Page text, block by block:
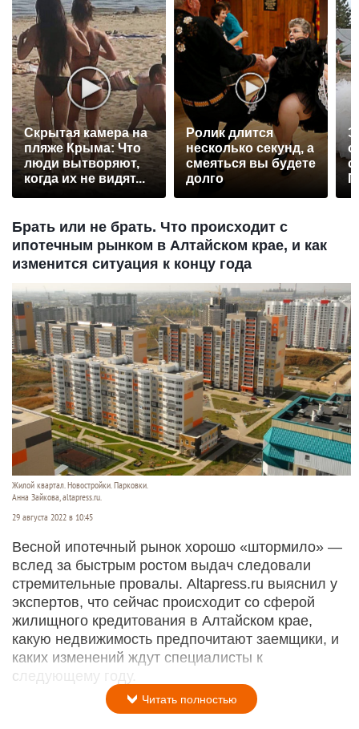
Скрытая камера на
пляже Крыма: Что
люди вытворяют,
когда их не видят...
Ролик длится
несколько секунд, а
смеяться вы будете
долго
Брать или не брать. Что происходит с
ипотечным рынком в Алтайском крае, и как
изменится ситуация к концу года
Жилой квартал. Новостройки. Парковки.
Анна Зайкова, altapress.ru.
29 августа 2022 в 10:45
Весной ипотечный рынок хорошо «штормило» —
вслед за быстрым ростом выдач следовали
стремительные провалы. Altapress.ru выяснил у
экспертов, что сейчас происходит со сферой
жилищного кредитования в Алтайском крае,
какую недвижимость предпочитают заемщики, и
каких изменений ждут специалисты к
следующему году.
Читать полностью